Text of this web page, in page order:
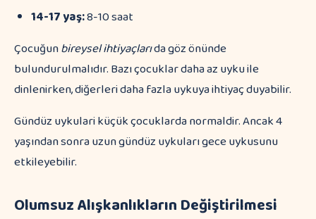
14-17 yaş:8-10 saat
Çocuğunbireysel ihtiyaçlarıda göz önünde
bulundurulmalıdır. Bazı çocuklar daha az uyku ile
dinlenirken, diğerleri daha fazla uykuya ihtiyaç duyabilir.
Gündüz uykulari küçük çocuklarda normaldir. Ancak 4
yaşından sonra uzun gündüz uykuları gece uykusunu
etkileyebilir.
Olumsuz Alışkanlıkların Değiştirilmesi